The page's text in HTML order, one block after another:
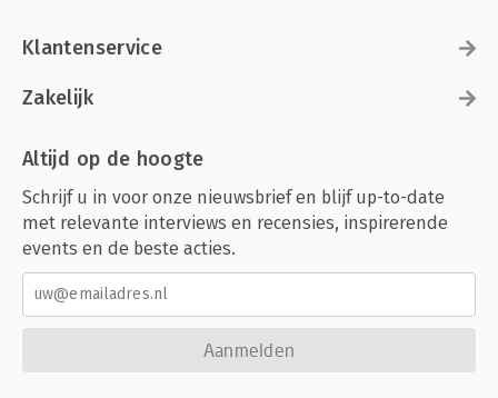
Klantenservice
Zakelijk
Altijd op de hoogte
Schrijf u in voor onze nieuwsbrief en blijf up-to-date
met relevante interviews en recensies, inspirerende
events en de beste acties.
Aanmelden